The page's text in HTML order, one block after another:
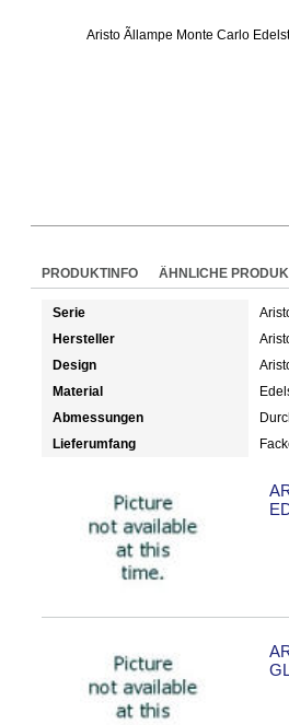
PRODUKTINFO ÄHNLICHE
Serie
Hersteller
Design
Material
Abmessungen
Lieferumfang